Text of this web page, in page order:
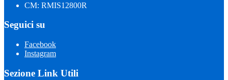
CM: RMIS12800R
Seguici su
Facebook
Instagram
Sezione Link Utili